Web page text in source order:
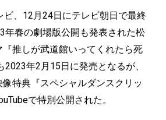
ビ、12月24日にテレビ朝日で最終
年春の劇場版公開も発表された松
推しが武道館いってくれたら死
2023年2月15日に発売となるが、
特典『スペシャルダンスクリッ
で特別公開された。